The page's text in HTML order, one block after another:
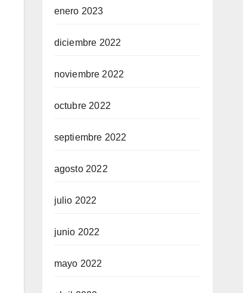
enero 2023
diciembre 2022
noviembre 2022
octubre 2022
septiembre 2022
agosto 2022
julio 2022
junio 2022
mayo 2022